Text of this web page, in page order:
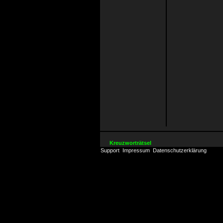
Kreuzworträtsel
Support Impressum Datenschutzerklärung